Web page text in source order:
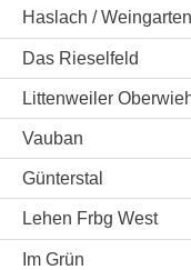
Haslach / Weingarten
Das Rieselfeld
Littenweiler
Vauban
Günterstal
Lehen Frbg West
Im Grün